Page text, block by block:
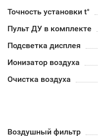
Точность установки t°
Пульт ДУ в комплекте
Подсветка дисплея
Ионизатор воздуха
Очистка воздуха
Воздушный фильтр